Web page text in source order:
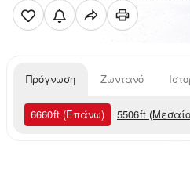
Πρόγνωση Ζωντανό
6660ft (Επάνω) 5506ft